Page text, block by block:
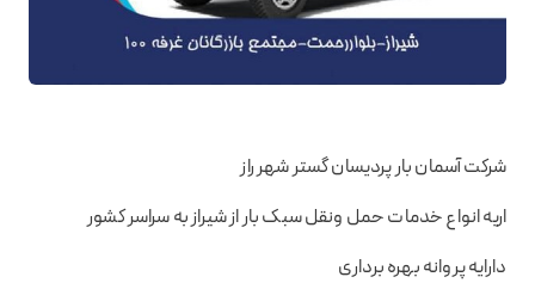
شرکت آسمان بار پردیسان گستر شهر راز
اریه انواع خدمات حمل ونقل سبک بار از شیراز به سراسر کشور
دارایه پروانه بهره برداری